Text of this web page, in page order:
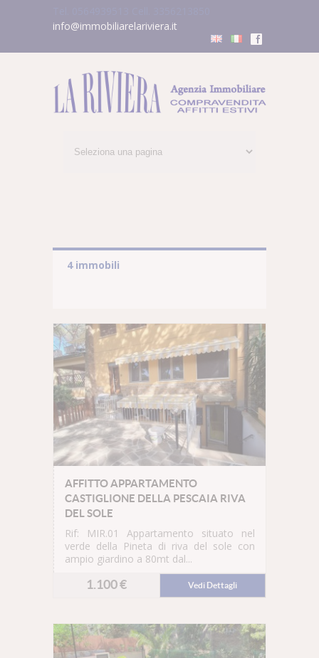
info@immobiliarelariviera.it
f
4 immobili
AFFITTO APPARTAMENTO
CASTIGLIONE DELLA PESCAIA RIVA
DEL SOLE
Rif: MIR.01
Appartamento situato nel
verde della Pineta di riva del sole con
ampio giardino a 80mt dal...
1.100 €
Vedi Dettagli